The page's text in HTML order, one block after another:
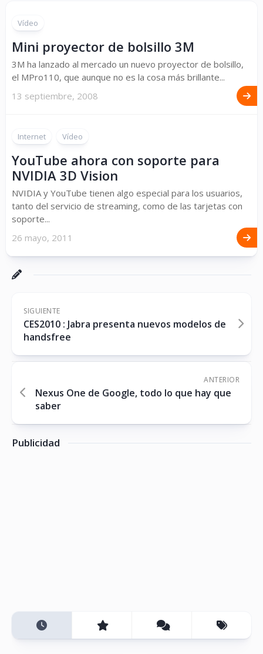
Vídeo
Mini proyector de bolsillo 3M
3M ha lanzado al mercado un nuevo proyector de bolsillo,
el MPro110, que aunque no es la cosa más brillante...
13 septiembre, 2008
Internet Vídeo
YouTube ahora con soporte para
NVIDIA 3D Vision
NVIDIA y YouTube tienen algo especial para los usuarios,
tanto del servicio de streaming, como de las tarjetas con
soporte...
26 mayo, 2011
SIGUIENTE
CES2010 : Jabra presenta nuevos modelos de
handsfree
ANTERIOR
Nexus One de Google, todo lo que hay que
saber
Publicidad